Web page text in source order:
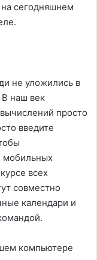
сегодняшнем
не уложились в
В наш век
просто
введите
мобильных
всех
совместно
календари и
компьютере